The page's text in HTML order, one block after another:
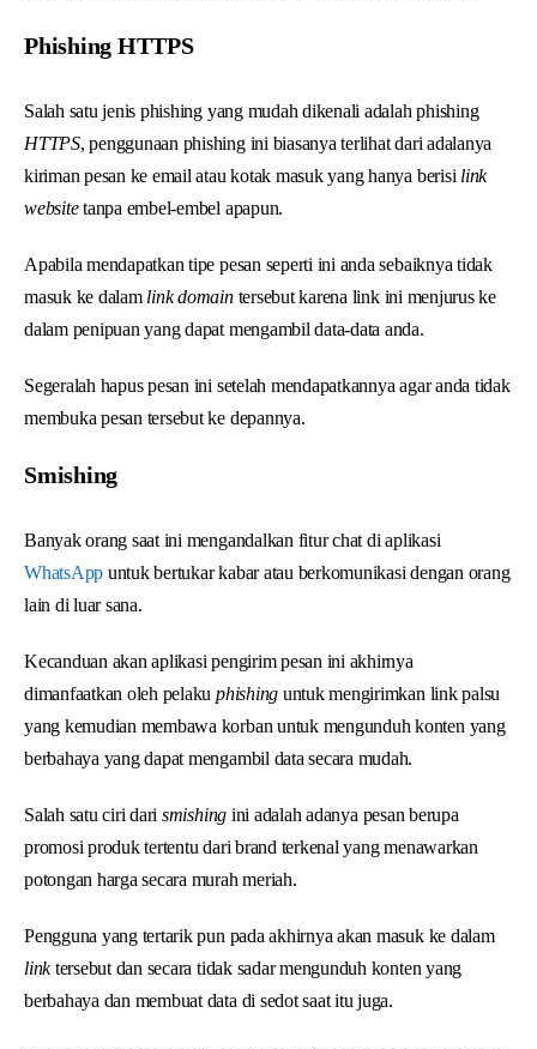
Phishing HTTPS
Salah satu jenis phishing yang mudah dikenali adalah phishing
HTTPS, penggunaan phishing ini biasanya terlihat dari adalanya
kiriman pesan ke email atau kotak masuk yang hanya berisi link
websitetanpa embel-embel apapun.
Apabila mendapatkan tipe pesan seperti ini anda sebaiknya tidak
masuk ke dalam link domaintersebut karena link ini menjurus ke
dalam penipuan yang dapat mengambil data-data anda.
Segeralah hapus pesan ini setelah mendapatkannya agar anda tidak
membuka pesan tersebut ke depannya.
Smishing
Banyak orang saat ini mengandalkan fitur chat di aplikasi
WhatsApp untuk bertukar kabar atau berkomunikasi dengan orang
lain di luar sana.
Kecanduan akan aplikasi pengirim pesan ini akhirnya
dimanfaatkan oleh pelaku phishing untuk mengirimkan link palsu
yang kemudian membawa korban untuk mengunduh konten yang
berbahaya yang dapat mengambil data secara mudah.
Salah satu ciri dari smishing ini adalah adanya pesan berupa
promosi produk tertentu dari brand terkenal yang menawarkan
potongan harga secara murah meriah.
Pengguna yang tertarik pun pada akhirnya akan masuk ke dalam
linktersebut dan secara tidak sadar mengunduh konten yang
berbahaya dan membuat data di sedot saat itu juga.